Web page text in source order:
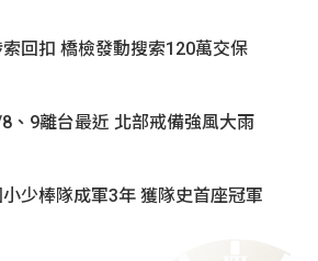
回扣 橋檢發動搜索120萬交保
、9離台最近 北部戒備強風大雨
少棒隊成軍3年 獲隊史首座冠軍